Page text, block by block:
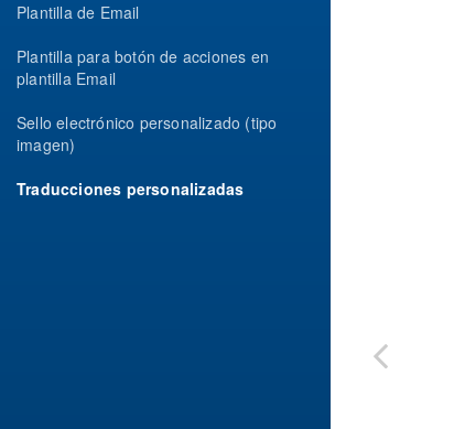
Plantilla de Email
Plantilla para botón de acciones en
plantilla Email
Sello electrónico personalizado (tipo
imagen)
Traducciones personalizadas